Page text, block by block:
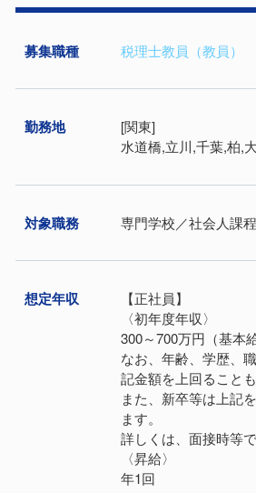
募集職種 税理士教員（教員）
勤務地
[関東]
水道橋,立川,千葉,柏,
対象職務 専門学校／社会人課程
想定年収
【正社員】
〈初年度年収〉
300～700万円（基本
なお、年齢、学歴、
記金額を上回ること
また、新卒等は上記
ます。
詳しくは、面接時等
〈昇給〉
年1回